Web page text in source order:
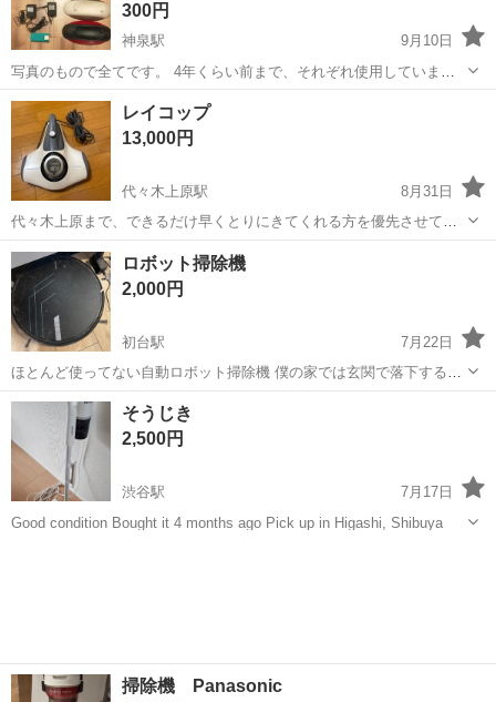
300円
神泉駅
9月10日
写真のもので全てです。 4年くらい前まで、それぞれ使用していまし
た。 バッテリー交換や、メンテナンスしながら、 使用していました
が、 １台新しいのが来たので、押し入れに眠っていました。 充電機
（ACアダプタ...
東京 渋谷区 神泉駅 生活家電
レイコップ
13,000円
代々木上原駅
8月31日
代々木上原まで、できるだけ早くとりにきてくれる方を優先させてい
ただきます。 よろしくおねがいします。
東京 渋谷区 代々木上原駅
ロボット掃除機
2,000円
初台駅
7月22日
ほとんど使ってない自動ロボット掃除機 僕の家では玄関で落下するの
で売ります 連絡マメな方のみ
東京 渋谷区 初台駅
そうじき
2,500円
渋谷駅
7月17日
Good condition Bought it 4 months ago Pick up in Higashi, Shibuya
掃除機 Panasonic